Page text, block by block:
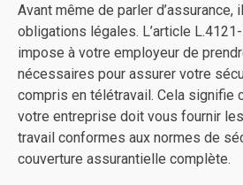
Avant même de parler d’assurance,
obligations légales. L’article
impose à votre employeur de
nécessaires pour assurer votre
compris en télétravail. Cela signifie
votre entreprise doit vous fournir
travail conformes aux normes de
couverture assurantielle complète.